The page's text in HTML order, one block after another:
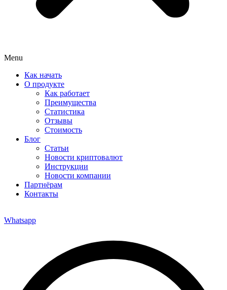
Menu
Как начать
О продукте
Как работает
Преимущества
Статистика
Отзывы
Стоимость
Блог
Статьи
Новости криптовалют
Инструкции
Новости компании
Партнёрам
Контакты
Whatsapp